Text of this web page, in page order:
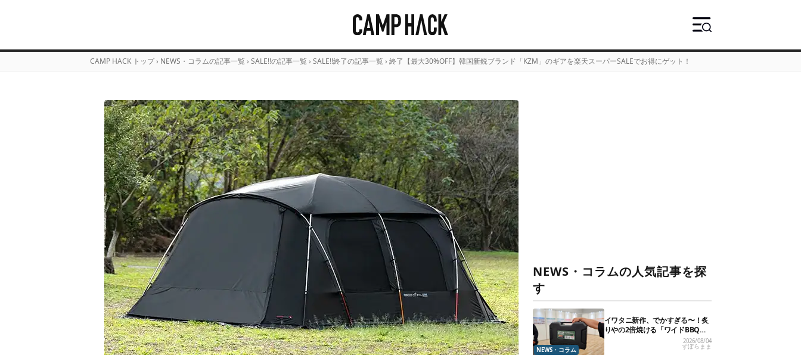
CAMP HACK トップ › NEWS・コラムの記事一覧 › SALE!!の記事一覧 › SALE!!終了の記事一覧 › 終了【最大30%OFF】韓国新鋭ブランド「KZM」のギアを楽天スーパーSALEでお得にゲット！
NEWS・コラムの人気記事を探
す
NEWS・コラム
イワタニ新作、でかすぎる〜！炙
りやの2倍焼ける「ワイドBBQグ
リル」で“豪快焼肉”できるよ【再
販開始】
2026/08/04
ずぼらまま